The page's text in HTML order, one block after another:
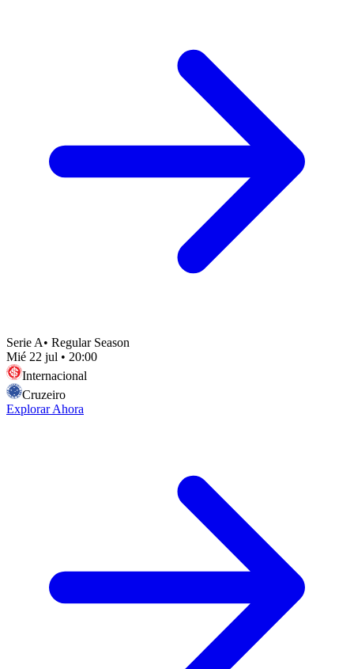
Serie A• Regular Season
Mié 22 jul • 20:00
Internacional
Cruzeiro
Explorar Ahora